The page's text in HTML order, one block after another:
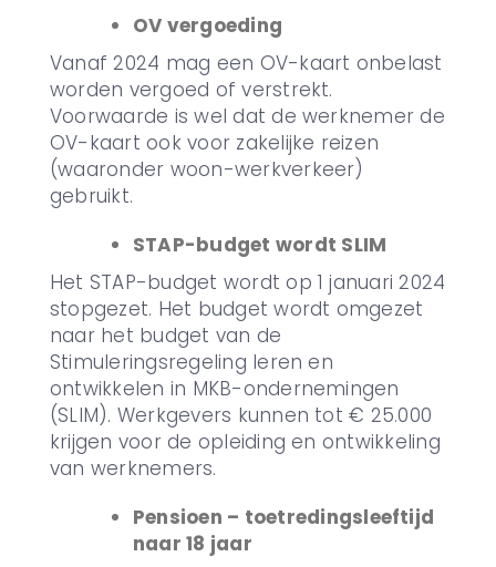
OV vergoeding
Vanaf 2024 mag een OV-kaart onbelast
worden vergoed of verstrekt.
Voorwaarde is wel dat de werknemer de
OV-kaart ook voor zakelijke reizen
(waaronder woon-werkverkeer)
gebruikt.
STAP-budget wordt SLIM
Het STAP-budget wordt op 1 januari 2024
stopgezet. Het budget wordt omgezet
naar het budget van de
Stimuleringsregeling leren en
ontwikkelen in MKB-ondernemingen
(SLIM). Werkgevers kunnen tot € 25.000
krijgen voor de opleiding en ontwikkeling
van werknemers.
Pensioen – toetredingsleeftijd
naar 18 jaar